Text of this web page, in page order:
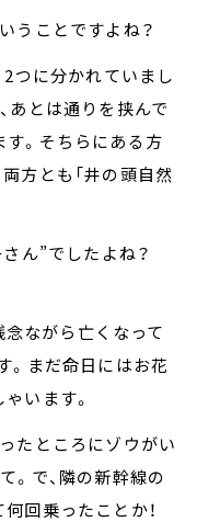
うことですよね？
2つに分かれていまし
あとは通りを挟んで
。そちらにある方
方とも「井の頭自然
さん”でしたよね？
念ながら亡くなって
。まだ命日にはお花
います。
たところにゾウがい
。で、隣の新幹線の
回乗ったことか！